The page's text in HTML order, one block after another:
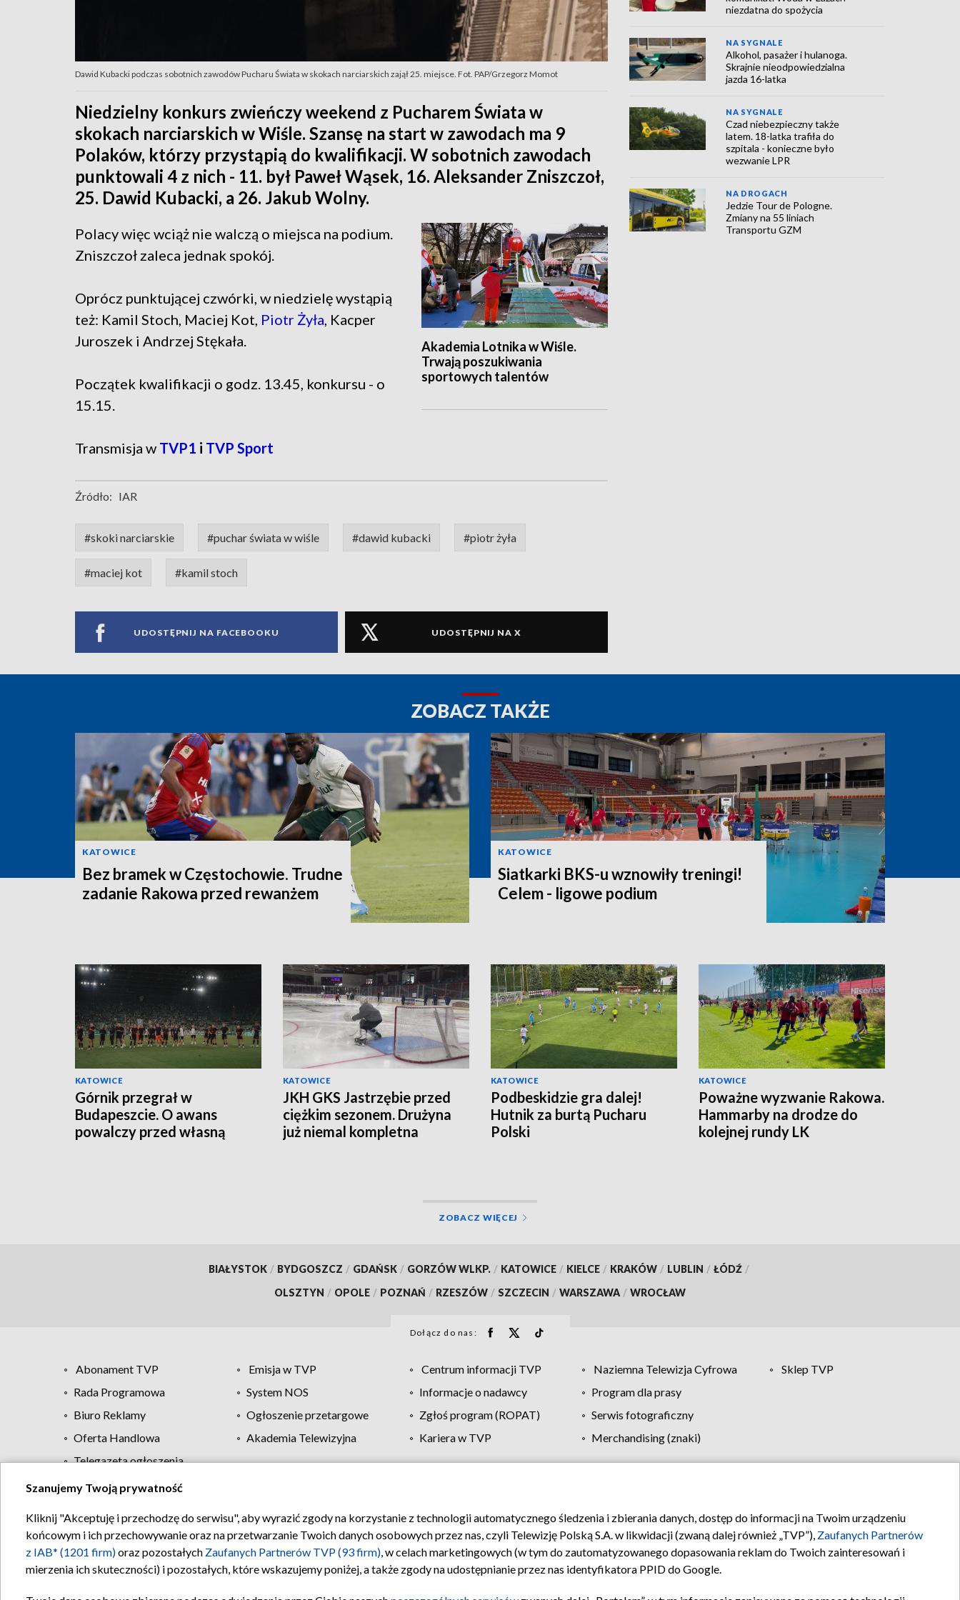
Dawid Kubacki podczas sobotnich zawodów Pucharu Świata w skokach narciarskich zajął 25. miejsce. Fot. PAP/Grzegorz Momot
Niedzielny konkurs zwieńczy weekend z Pucharem Świata w
skokach narciarskich w Wiśle. Szansę na start w zawodach ma 9
Polaków, którzy przystąpią do kwalifikacji. W sobotnich zawodach
punktowali 4 z nich - 11. był Paweł Wąsek, 16. Aleksander Zniszczoł,
25. Dawid Kubacki, a 26. Jakub Wolny.
Akademia Lotnika w Wiśle.
Trwają poszukiwania
sportowych talentów
Polacy więc wciąż nie walczą o miejsca na podium.
Zniszczoł zaleca jednak spokój.
Oprócz punktującej czwórki, w niedzielę wystąpią
też: Kamil Stoch, Maciej Kot, Piotr Żyła, Kacper
Juroszek i Andrzej Stękała.
Początek kwalifikacji o godz. 13.45, konkursu - o
15.15.
Transmisja w TVP1 i TVP Sport
Źródło: IAR
#skoki narciarskie #puchar świata w wiśle #dawid kubacki #piotr żyła
#maciej kot #kamil stoch
UDOSTĘPNIJ NA FACEBOOKU UDOSTĘPNIJ NA X
niezdatna do spożycia
NA SYGNALE
Alkohol, pasażer i hulanoga.
Skrajnie nieodpowiedzialna
jazda 16-latka
NA SYGNALE
Czad niebezpieczny także
latem. 18-latka trafiła do
szpitala - konieczne było
wezwanie LPR
NA DROGACH
Jedzie Tour de Pologne.
Zmiany na 55 liniach
Transportu GZM
ZOBACZ TAKŻE
KATOWICE
Bez bramek w Częstochowie. Trudne
zadanie Rakowa przed rewanżem
KATOWICE
Siatkarki BKS-u wznowiły treningi!
Celem - ligowe podium
KATOWICE
Górnik przegrał w
Budapeszcie. O awans
powalczy przed własną
KATOWICE
JKH GKS Jastrzębie przed
ciężkim sezonem. Drużyna
już niemal kompletna
KATOWICE
Podbeskidzie gra dalej!
Hutnik za burtą Pucharu
Polski
KATOWICE
Poważne wyzwanie Rakowa.
Hammarby na drodze do
kolejnej rundy LK
ZOBACZ WIĘCEJ
BIAŁYSTOK / BYDGOSZCZ / GDAŃSK / GORZÓW WLKP. / KATOWICE / KIELCE / KRAKÓW / LUBLIN / ŁÓDŹ /
OLSZTYN / OPOLE / POZNAŃ / RZESZÓW / SZCZECIN / WARSZAWA / WROCŁAW
Dołącz do nas:
Abonament TVP Emisja w TVP Centrum informacji TVP Naziemna Telewizja Cyfrowa
Sklep TVP
Rada Programowa
System NOS Informacje o nadawcy
Program dla prasy
Biuro Reklamy
Ogłoszenie przetargowe Zgłoś program (ROPAT)
Serwis fotograficzny
Oferta Handlowa
Akademia Telewizyjna Kariera w TVP
Merchandising (znaki)
Telegazeta ogłoszenia
Regulamin TVP Polityka prywatności Moje zgody Pomoc Biuro reklamy Kontakt
Szanujemy Twoją prywatność
Kliknij "Akceptuję i przechodzę do serwisu", aby wyrazić zgody na korzystanie z technologii automatycznego śledzenia i zbierania danych, dostęp do informacji na Twoim urządzeniu
końcowym i ich przechowywanie oraz na przetwarzanie Twoich danych osobowych przez nas, czyli Telewizję Polską S.A. w likwidacji (zwaną dalej również „TVP”), Zaufanych Partnerów
z IAB* (1201 firm)oraz pozostałych Zaufanych Partnerów TVP (93 firm), w celach marketingowych (w tym do zautomatyzowanego dopasowania reklam do Twoich zainteresowań i
mierzenia ich skuteczności) i pozostałych, które wskazujemy poniżej, a także zgody na udostępnianie przez nas identyfikatora PPID do Google.